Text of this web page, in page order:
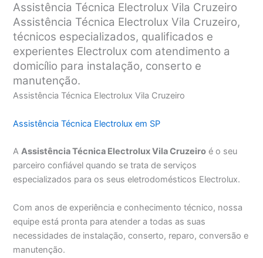
Assistência Técnica Electrolux Vila Cruzeiro
Assistência Técnica Electrolux Vila Cruzeiro,
técnicos especializados, qualificados e
experientes Electrolux com atendimento a
domicílio para instalação, conserto e
manutenção.
Assistência Técnica Electrolux Vila Cruzeiro
Assistência Técnica Electrolux em SP
AAssistência Técnica Electrolux Vila Cruzeiro é o seu
parceiro confiável quando se trata de serviços
especializados para os seus eletrodomésticos Electrolux.
Com anos de experiência e conhecimento técnico, nossa
equipe está pronta para atender a todas as suas
necessidades de instalação, conserto, reparo, conversão e
manutenção.